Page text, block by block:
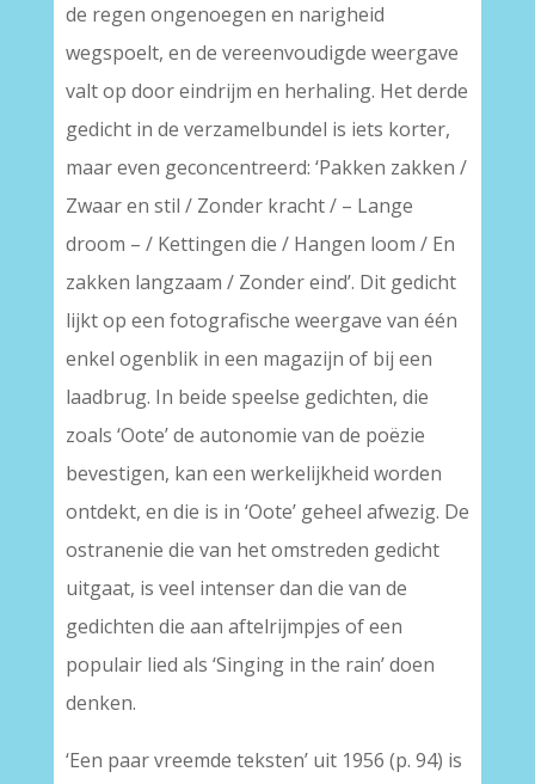
de regen ongenoegen en narigheid
wegspoelt, en de vereenvoudigde weergave
valt op door eindrijm en herhaling. Het derde
gedicht in de verzamelbundel is iets korter,
maar even geconcentreerd: ‘Pakken zakken /
Zwaar en stil / Zonder kracht / – Lange
droom – / Kettingen die / Hangen loom / En
zakken langzaam / Zonder eind’. Dit gedicht
lijkt op een fotografische weergave van één
enkel ogenblik in een magazijn of bij een
laadbrug. In beide speelse gedichten, die
zoals ‘Oote’ de autonomie van de poëzie
bevestigen, kan een werkelijkheid worden
ontdekt, en die is in ‘Oote’ geheel afwezig. De
ostranenie die van het omstreden gedicht
uitgaat, is veel intenser dan die van de
gedichten die aan aftelrijmpjes of een
populair lied als ‘Singing in the rain’ doen
denken.
‘Een paar vreemde teksten’ uit 1956 (p. 94) is